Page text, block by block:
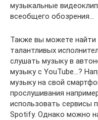
музыкальные
всеобщего обозрения…
Также вы можете найти
талантливых
слушать музыку в
музыку с YouTube…?
музыку на свой
прослушивания
использовать сервисы
Spotify. Однако можно